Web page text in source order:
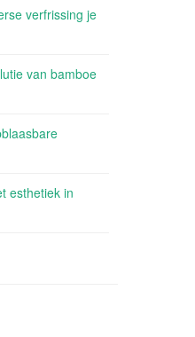
verfrissing je
van bamboe
esthetiek in